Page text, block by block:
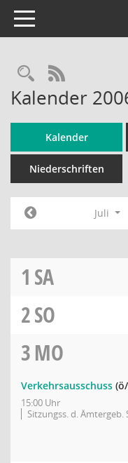
Toggle navigation
RSS-Feed
Kalender
Kalender
Niederschriften
Juli
1 SA
2SO
3MO
Verkehrsausschuss
15:00 Uhr
Sitzungss. d. Ämtergeb.